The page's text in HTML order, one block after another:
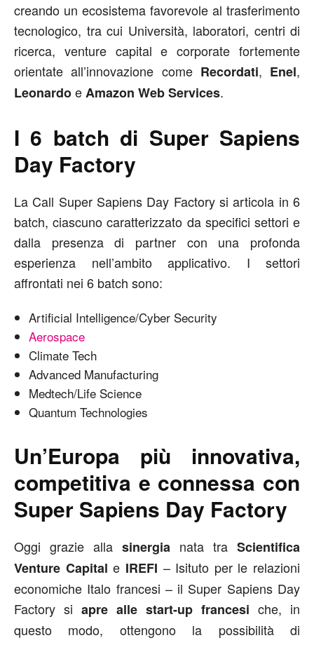
creando un ecosistema favorevole al trasferimento
tecnologico, tra cui Università, laboratori, centri di
ricerca, venture capital e corporate fortemente
orientate all’innovazione comeRecordati, Enel,
LeonardoeAmazon Web Services.
I 6 batch di Super Sapiens
Day Factory
La Call Super Sapiens Day Factory si articola in 6
batch, ciascuno caratterizzato da specifici settori e
dalla presenza di partner con una profonda
esperienza nell’ambito applicativo. I settori
affrontati nei 6 batch sono:
Artificial Intelligence/Cyber Security
Aerospace
Climate Tech
Advanced Manufacturing
Medtech/Life Science
Quantum Technologies
Un’Europa più innovativa,
competitiva e connessa con
Super Sapiens Day Factory
Oggi grazie alla sinergia nata tra Scientifica
Venture Capital e IREFI – Isituto per le relazioni
economiche Italo francesi – il Super Sapiens Day
Factory si apre alle start-up francesi che, in
questo modo, ottengono la possibilità di